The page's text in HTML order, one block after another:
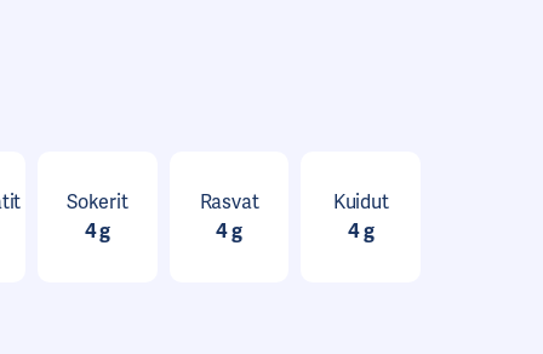
Sokerit
4 g
Rasvat
4 g
Kuidut
4 g